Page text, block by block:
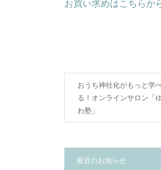
お買い求めはこちらか
おうち神社化がもっと学
る！オンラインサロン「
わ塾」
最近のお知らせ